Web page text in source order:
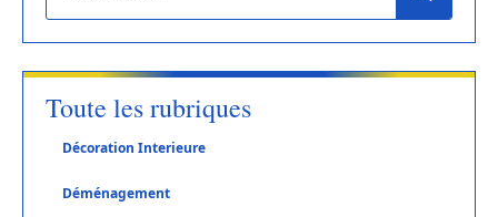
Toute les rubriques
Décoration Interieure
Déménagement